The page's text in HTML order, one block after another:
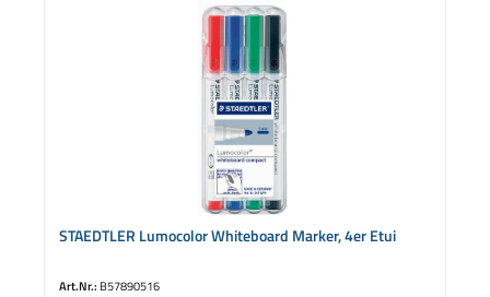
STAEDTLER Lumocolor Whiteboard Marker, 4er Etui
Art.Nr.: B57890516